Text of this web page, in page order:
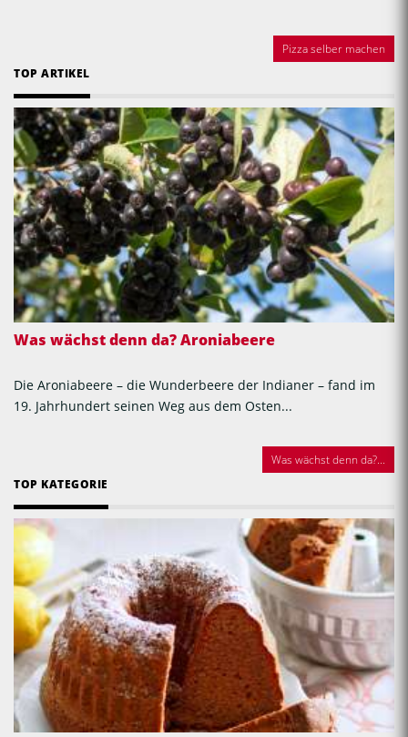
Pizza selber machen
TOP ARTIKEL
Was wächst denn da? Aroniabeere
Die Aroniabeere – die Wunderbeere der Indianer – fand im
19. Jahrhundert seinen Weg aus dem Osten...
Was wächst denn da?...
TOP KATEGORIE